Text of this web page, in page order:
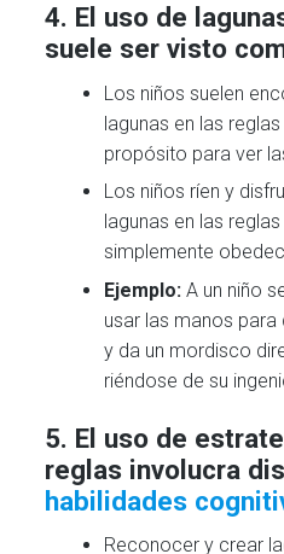
4. El uso de
suele ser visto
Los niños suelen
lagunas en las
propósito para ver
Los niños ríen y
lagunas en las
simplemente
Ejemplo: A un niño
usar las manos para
y da un mordisco
riéndose de su
5. El uso de
reglas involucra
habilidades
Reconocer y crear